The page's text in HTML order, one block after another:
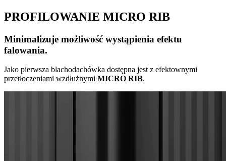
PROFILOWANIE MICRO RIB
Minimalizuje możliwość wystąpienia efektu
falowania.
Jako pierwsza blachodachówka dostępna jest z efektownymi
przetłoczeniami wzdłużnymi MICRO RIB.